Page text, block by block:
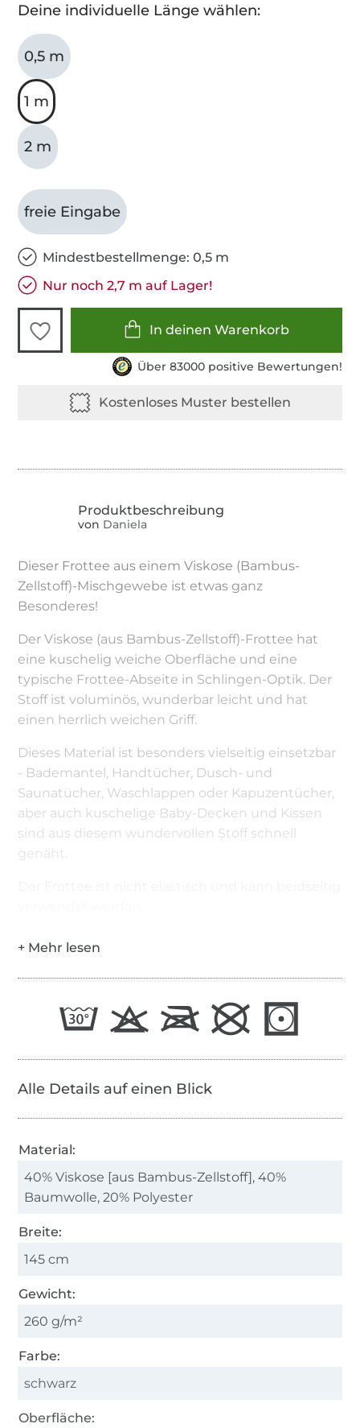
Deine individuelle Länge wählen:
0,5 m
1 m
2 m
freie Eingabe
Mindestbestellmenge: 0,5 m
Nur noch 2,7 m auf Lager!
In deinen Warenkorb
Über 83000 positive Bewertungen!
von Daniela
Dieser Frottee aus einem Viskose (Bambus-
Zellstoff)-Mischgewebe ist etwas ganz
Besonderes!
Der Viskose (aus Bambus-Zellstoff)-Frottee hat
eine kuschelig weiche Oberfläche und eine
typische Frottee-Abseite in Schlingen-Optik. Der
Stoff ist voluminös, wunderbar leicht und hat
einen herrlich weichen Griff.
Dieses Material ist besonders vielseitig einsetzbar
- Bademantel, Handtücher, Dusch- und
Saunatücher, Waschlappen oder Kapuzentücher,
aber auch kuschelige Baby-Decken und Kissen
sind aus diesem wundervollen Stoff schnell
genäht.
Alle Details auf einen Blick
Material:
40% Viskose [aus Bambus-Zellstoff], 40%
Baumwolle, 20% Polyester
Breite:
145 cm
Gewicht:
260 g/m²
Farbe:
schwarz
Oberfläche: